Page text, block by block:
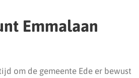
Emmalaan
om de gemeente Ede er bewust